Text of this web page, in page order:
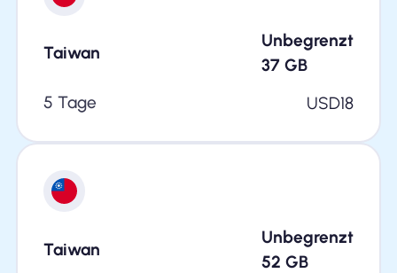
Taiwan
Unbegrenzt
37 GB
5 Tage
USD18
Taiwan
Unbegrenzt
52 GB